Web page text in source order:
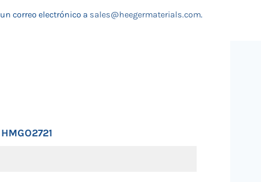
correo electrónico a sales@heegermaterials.com.
HMGO2721